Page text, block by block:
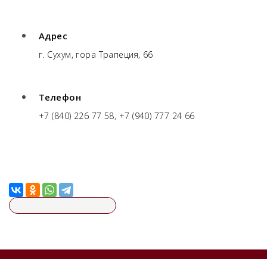
Адрес
г. Сухум, гора Трапеция, 66
Телефон
+7 (840) 226 77 58, +7 (940) 777 24 66